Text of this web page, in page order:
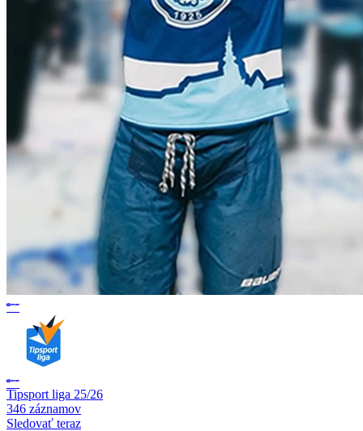
Tipsport liga 25/26
346 záznamov
Sledovať teraz